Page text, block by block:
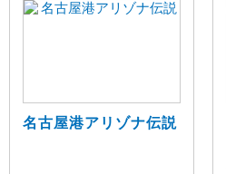
名古屋港アリゾナ伝説